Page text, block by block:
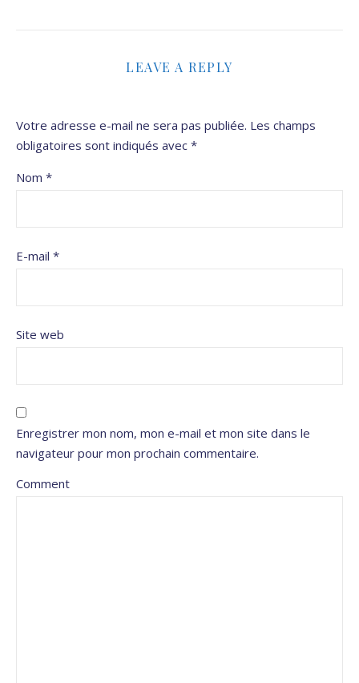
LEAVE A REPLY
Votre adresse e-mail ne sera pas publiée. Les champs
obligatoires sont indiqués avec *
Nom *
E-mail *
Site web
Enregistrer mon nom, mon e-mail et mon site dans le
navigateur pour mon prochain commentaire.
Comment